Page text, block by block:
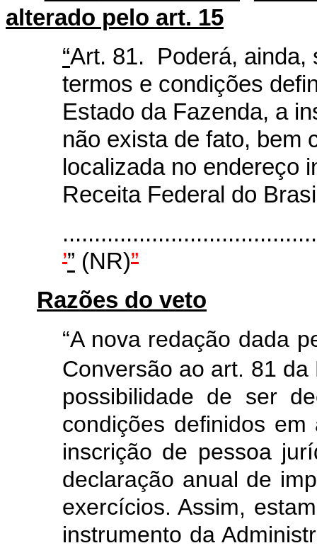
alterado pelo art. 15
“Art. 81. Poderá, ainda,
termos e condições
Estado da Fazenda, a
não exista de fato, bem
localizada no endereço
Receita Federal do
’” (NR)”
Razões do veto
“A nova redação dada
Conversão ao art. 81 da
possibilidade de ser
condições definidos
inscrição de pessoa
declaração anual de
exercícios. Assim,
instrumento da